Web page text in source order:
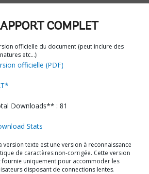
COMPLET
officielle du document (peut inclure des
etc…)
officielle (PDF)
Downloads** : 81
Stats
version texte est une version à reconnaissance
de caractères non-corrigée. Cette version
fournie uniquement pour accommoder les
disposant de connections lentes.